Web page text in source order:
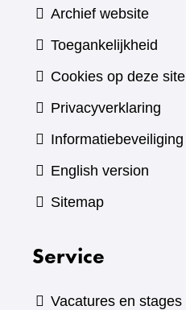
Archief website
Toegankelijkheid
Cookies op deze site
Privacyverklaring
Informatiebeveiliging
English version
Sitemap
Service
Vacatures en stages